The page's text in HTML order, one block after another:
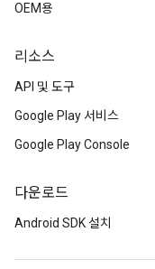
OEM용
리소스
API 및 도구
Google Play 서비스
Google Play Console
다운로드
Android SDK 설치